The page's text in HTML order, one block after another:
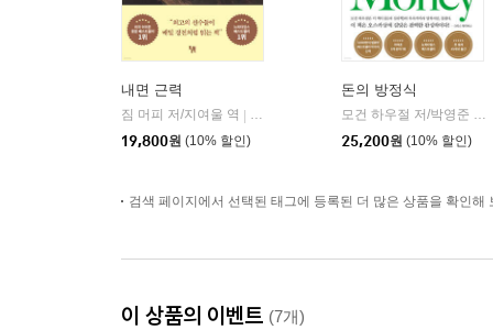
내면 근력
짐 머피 저/지여울 역
윌북(willbook)
19,800원 (10% 할인)
돈의 방정식
모건 하우절 저/박영준 역
25,200원 (10% 할인)
검색 페이지에서 선택된 태그에 등록된 더 많은 상품을 확인해
이 상품의 이벤트 (7개)